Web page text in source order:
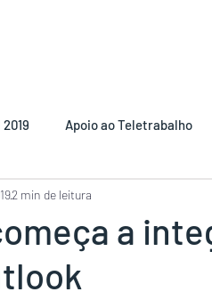
Apoio ao Teletrabalho
a
2 min de leitura